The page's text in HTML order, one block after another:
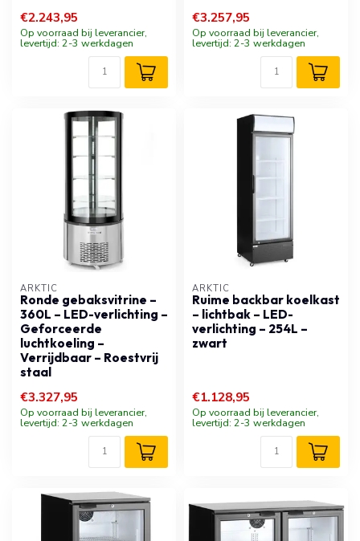
€2.243,95
Op voorraad bij leverancier,
levertijd: 2-3 werkdagen
€3.257,95
Op voorraad bij leverancier,
levertijd: 2-3 werkdagen
ARKTIC
Ronde gebaksvitrine –
360L – LED-verlichting –
Geforceerde
luchtkoeling –
Verrijdbaar – Roestvrij
staal
€3.327,95
Op voorraad bij leverancier,
levertijd: 2-3 werkdagen
ARKTIC
Ruime backbar koelkast
– lichtbak – LED-
verlichting – 254L –
zwart
€1.128,95
Op voorraad bij leverancier,
levertijd: 2-3 werkdagen